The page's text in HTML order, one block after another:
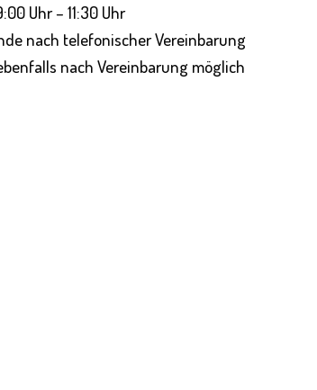
Uhr – 11:30 Uhr
nach telefonischer Vereinbarung
nach Vereinbarung möglich